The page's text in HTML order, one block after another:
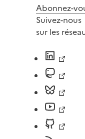
Abonnez-
Suivez-nous
sur les